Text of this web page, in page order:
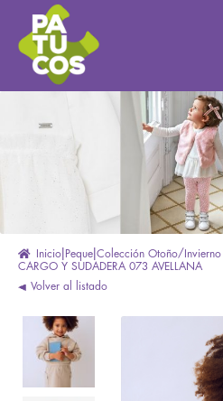
la
navegación
contenido
Inicio Peque Colección Otoño/
CARGO Y SUDADERA 073 AVELLANA
Volver al listado